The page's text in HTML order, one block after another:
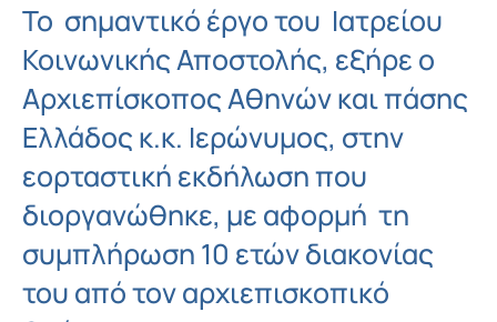
Το σημαντικό έργο του Ιατρείου
Κοινωνικής Αποστολής, εξήρε ο
Αρχιεπίσκοπος Αθηνών και πάσης
Ελλάδος κ.κ. Ιερώνυμος, στην
εορταστική εκδήλωση που
διοργανώθηκε, με αφορμή τη
συμπλήρωση 10 ετών διακονίας
του από τον αρχιεπισκοπικό